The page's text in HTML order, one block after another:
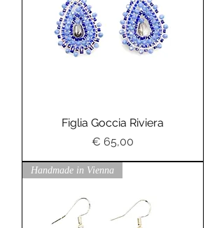
Figlia Goccia Riviera
Preis
€ 65,00
Handmade in Vienna